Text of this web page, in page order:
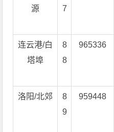
源
7
连云港/白
塔埠
8
8
965336
洛阳/北郊
8
9
959448